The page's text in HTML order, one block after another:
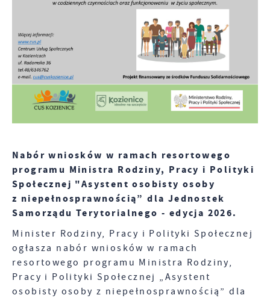
Nabór wniosków w ramach resortowego
programu Ministra Rodziny, Pracy i Polityki
Społecznej "Asystent osobisty osoby
z niepełnosprawnością” dla Jednostek
Samorządu Terytorialnego - edycja 2026.
Minister Rodziny, Pracy i Polityki Społecznej
ogłasza nabór wniosków w ramach
resortowego programu Ministra Rodziny,
Pracy i Polityki Społecznej „Asystent
osobisty osoby z niepełnosprawnością” dla
upodobań oraz Twoich zwyczajów dotyczących
przeglądanej witryny internetowej. Treści
promocyjne mogą pojawić się na stronach podmiotów
trzecich lub firm będących naszymi partnerami oraz
innych dostawców usług. Firmy te działają w
charakterze pośredników prezentujących nasze treści
w postaci wiadomości, ofert, komunikatów mediów
społecznościowych.